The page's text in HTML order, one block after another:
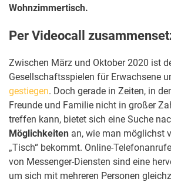
Wohnzimmertisch.
Per Videocall
Zwischen März und Oktober 2020 ist
Gesellschaftsspielen für Erwachsene
gestiegen. Doch gerade in Zeiten, in
Freunde und Familie nicht in großer
treffen kann, bietet sich eine Suche
Möglichkeiten an, wie man möglichst
„Tisch“ bekommt. Online-
von Messenger-Diensten sind eine
um sich mit mehreren Personen